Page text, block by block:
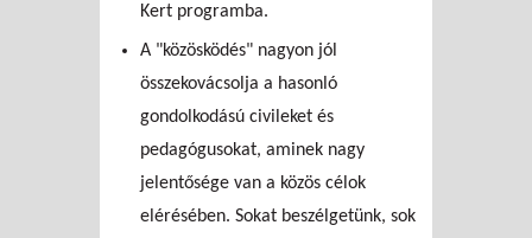
Kert programba.
A "közösködés" nagyon jól
összekovácsolja a hasonló
gondolkodású civileket és
pedagógusokat, aminek nagy
jelentősége van a közös célok
elérésében. Sokat beszélgetünk, sok